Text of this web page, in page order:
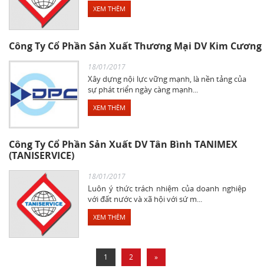
XEM THÊM
Công Ty Cổ Phần Sản Xuất Thương Mại DV Kim Cương
18/01/2017
Xây dựng nội lực vững mạnh, là nền tảng của
sự phát triển ngày càng mạnh...
XEM THÊM
Công Ty Cổ Phần Sản Xuất DV Tân Bình TANIMEX
(TANISERVICE)
18/01/2017
Luôn ý thức trách nhiệm của doanh nghiệp
với đất nước và xã hội với sứ m...
XEM THÊM
1 2 »